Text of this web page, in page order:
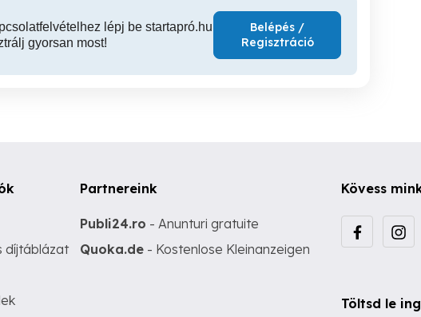
lépj be startapró.hu
gyorsan most!
Belépés /
Regisztráció
díjtáblázat
Partnereink
Publi24.ro - Anunturi gratuite
Quoka.de - Kostenlose Kleinanzeigen
Kövess
Töltsd le